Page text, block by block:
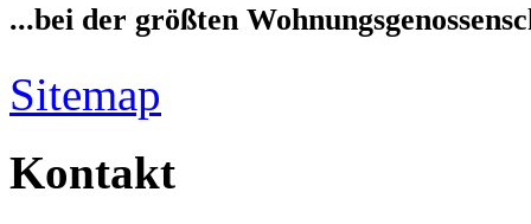
...bei der größten
Sitemap
Kontakt